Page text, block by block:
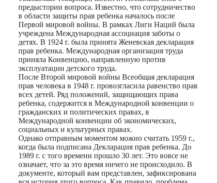
предыстории вопроса. Известно, что сотрудничество
в области защиты прав ребенка началось после
Первой мировой войны. В рамках Лиги Наций была
учреждена Международная ассоциация заботы о
детях. В 1924 г. была принята Женевская декларация
прав ребенка. Международная организация труда
приняла Конвенцию, направленную против
эксплуатации детского труда.
После Второй мировой войны Всеобщая декларация
прав человека в 1948 г. провозгласила равенство прав
всех детей. Ряд положений, защищающих права
ребенка, содержится в Международной конвенции о
гражданских и политических правах, в
Международной конвенции об экономических,
социальных и культурных правах.
Однако отправным моментом можно считать 1959 г.,
когда была подписана Декларация прав ребенка. До
1989 г. с того времени прошло 30 лет. Это вовсе не
означает, что за это время ничего не происходило. В
документе, который вам представлен, зафиксирована